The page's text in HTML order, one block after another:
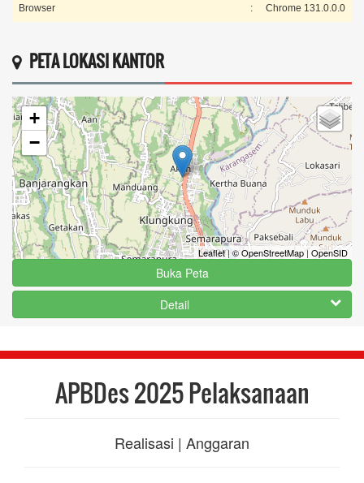
Browser : Chrome 131.0.0.0
PETA LOKASI KANTOR
+
−
Leaflet|© OpenStreetMap|OpenSID
Buka Peta
Detail
APBDes 2025 Pelaksanaan
Realisasi | Anggaran